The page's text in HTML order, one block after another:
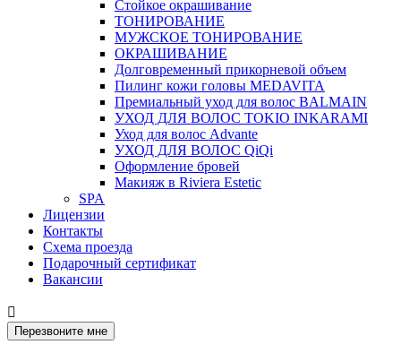
Стойкое окрашивание
ТОНИРОВАНИЕ
МУЖСКОЕ ТОНИРОВАНИЕ
ОКРАШИВАНИЕ
Долговременный прикорневой объем
Пилинг кожи головы MEDAVITA
Премиальный уход для волос BALMAIN
УХОД ДЛЯ ВОЛОС TOKIO INKARAMI
Уход для волос Advante
УХОД ДЛЯ ВОЛОС QiQi
Оформление бровей
Макияж в Riviera Estetic
SPA
Лицензии
Контакты
Схема проезда
Подарочный сертификат
Вакансии

Перезвоните мне